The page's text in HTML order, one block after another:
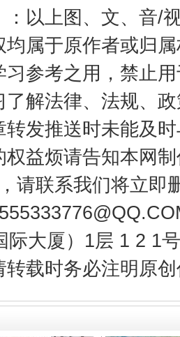
：以上图、文、音/
均属于原作者或归
习参考之用，禁止
了解法律、法规、
转发推送时未能及
权益烦请告知本网
请联系我们将立即
际大厦）1层 1 2 1
转载时务必注明原
生素超标问题” 法
不息 一